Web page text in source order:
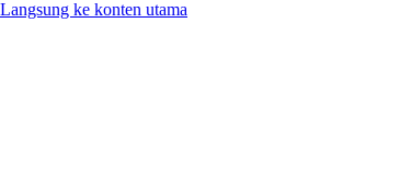
Langsung ke konten utama